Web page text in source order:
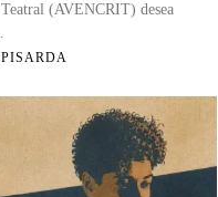
(AVENCRIT) desea